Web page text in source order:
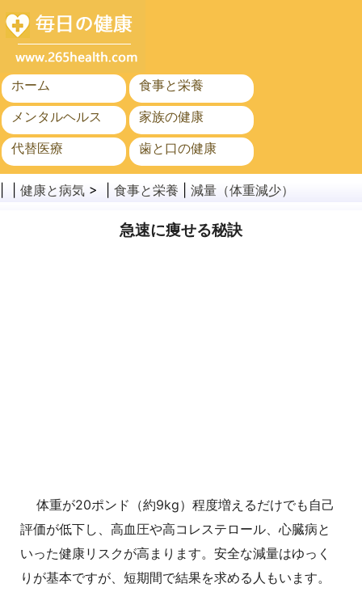
ホーム
食事と栄養
メンタルヘルス
家族の健康
代替医療
歯と口の健康
がん
公衆衛生
健康と病気 > | 食事と栄養 減量（体重減少）
急速に痩せる秘訣
体重が20ポンド（約9kg）程度増えるだけでも自己
評価が低下し、高血圧や高コレステロール、心臓病と
いった健康リスクが高まります。安全な減量はゆっく
りが基本ですが、短期間で結果を求める人もいます。